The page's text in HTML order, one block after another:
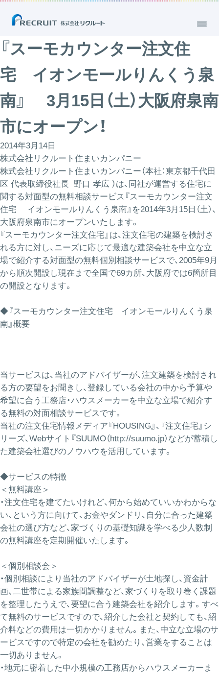
『スーモカウンター注文住
宅 イオンモールりんくう泉
南』 3月15日（土）大阪府泉南
市にオープン！
2014年3月14日
株式会社リクルート住まいカンパニー
株式会社リクルート住まいカンパニー（本社：東京都千代田
区 代表取締役社長 野口 孝広 ）は、同社が運営する住宅に
関する対面型の無料相談サービス『スーモカウンター注文
住宅 イオンモールりんくう泉南』を2014年3月15日（土）、
大阪府泉南市にオープンいたします。
『スーモカウンター注文住宅』は、注文住宅の建築を検討さ
れる方に対し、ニーズに応じて最適な建築会社を中立な立
場で紹介する対面型の無料個別相談サービスで、2005年9月
から順次開設し現在まで全国で69カ所、大阪府では6箇所目
の開設となります。
◆『スーモカウンター注文住宅 イオンモールりんくう泉
南』概要
当サービスは、当社のアドバイザーが、注文建築を検討され
る方の要望をお聞きし、登録している会社の中から予算や
希望に合う工務店・ハウスメーカーを中立な立場で紹介す
る無料の対面相談サービスです。
当社の注文住宅情報メディア『HOUSING』、『注文住宅』シ
リーズ、Webサイト 『SUUMO（http://suumo.jp）などが蓄積し
た建築会社選びのノウハウを活用 しています。
◆サービスの特徴
＜無料講座＞
・注文住宅を建てたいけれど、何から始めていいかわからな
い、という方に向けて、お金やダンドリ、自分に合った建築
会社の選び方など、家づくりの基礎知識を学べる少人数制
の無料講座を定期開催いたします。
＜個別相談会＞
・個別相談により当社のアドバイザーが土地探し、資金計
画、二世帯による家族間調整など、家づくりを取り巻く課題
を整理したうえで、要望に合う建築会社を紹介します。すべ
て無料のサービスですので、紹介した会社と契約しても、紹
介料などの費用は一切かかりません。また、中立な立場のサ
ービスですので特定の会社を勧めたり、営業をすることは
一切ありません。
・地元に密着した中小規模の工務店からハウスメーカーま